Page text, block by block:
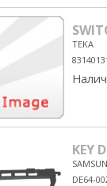
TEKA
KEY
DE64-